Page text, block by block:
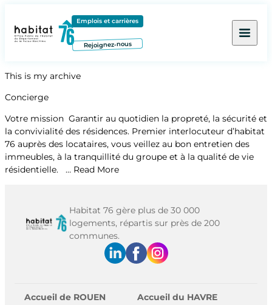
Emplois et carrières
Rejoignez-nous
This is my archive
Concierge
Votre mission Garantir au quotidien la propreté, la sécurité et
la convivialité des résidences. Premier interlocuteur d’habitat
76 auprès des locataires, vous veillez au bon entretien des
immeubles, à la tranquillité du groupe et à la qualité de vie
résidentielle. … Read More
Habitat 76 gère plus de 30 000
logements, répartis sur près de 200
communes.
Accueil de ROUEN
Accueil du HAVRE